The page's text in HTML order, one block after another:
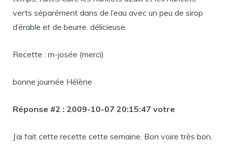
verts séparément dans de l’eau avec un peu de sirop
d’érable et de beurre. délicieuse.
Recette : m-josée (merci)
bonne journée Hélène
Réponse #2 : 2009-10-07 20:15:47 votre
J’ai fait cette recette cette semaine. Bon voire très bon,